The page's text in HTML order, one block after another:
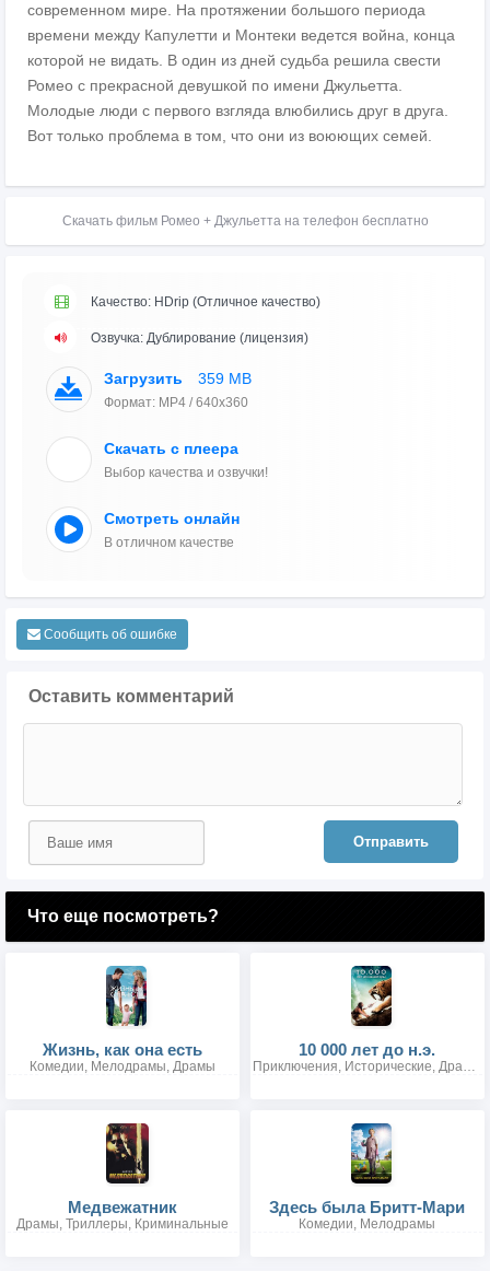
современном мире. На протяжении большого периода
времени между Капулетти и Монтеки ведется война, конца
которой не видать. В один из дней судьба решила свести
Ромео с прекрасной девушкой по имени Джульетта.
Молодые люди с первого взгляда влюбились друг в друга.
Вот только проблема в том, что они из воюющих семей.
Скачать фильм Ромео + Джульетта на телефон бесплатно
Качество: HDrip (Отличное качество)
Озвучка: Дублирование (лицензия)
Загрузить 359 MB
Формат: MP4 / 640x360
Скачать с плеера
Выбор качества и озвучки!
Смотреть онлайн
В отличном качестве
Сообщить об ошибке
Оставить комментарий
Отправить
Что еще посмотреть?
Жизнь, как она есть
Комедии, Мелодрамы, Драмы
10 000 лет до н.э.
Приключения, Исторические, Драмы, Боевики, Фэнтези
Медвежатник
Драмы, Триллеры, Криминальные
Здесь была Бритт-Мари
Комедии, Мелодрамы